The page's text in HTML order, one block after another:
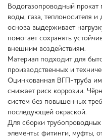
Водогазопроводный прокат
воды, газа, теплоносителя и
основа выдерживает
помогает сохранять
внешним воздействиям.
Материал подходит для
производственных и
Оцинкованная ВГП-труба
снижает риск коррозии.
систем без повышенных
последующей окраской.
Для сборки
элементы: фитинги, муфты,